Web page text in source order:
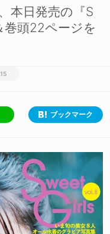
本日発売の『S
頭22ページを
ブックマーク